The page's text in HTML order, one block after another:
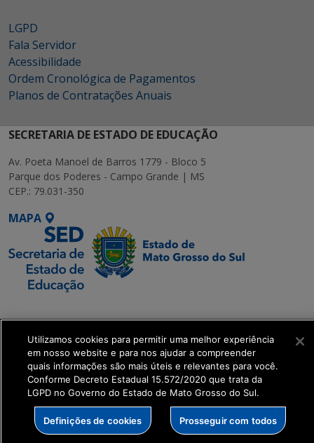
LGPD
Fala Servidor
Acessibilidade
Ordem Cronológica de Pagamentos
Planos de Contratações Anuais
SECRETARIA DE ESTADO DE EDUCAÇÃO
Av. Poeta Manoel de Barros 1779 - Bloco 5
Parque dos Poderes - Campo Grande | MS
CEP.: 79.031-350
MAPA
Transformação Digital
get_footer();
Utilizamos cookies para permitir uma melhor experiência
em nosso website e para nos ajudar a compreender
quais informações são mais úteis e relevantes para você.
Conforme Decreto Estadual 15.572/2020 que trata da
LGPD no Governo do Estado de Mato Grosso do Sul.
Definições de cookies Prosseguir com todos